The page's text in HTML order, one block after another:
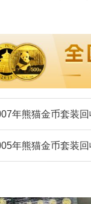
年熊猫金币套装
年熊猫金币套装